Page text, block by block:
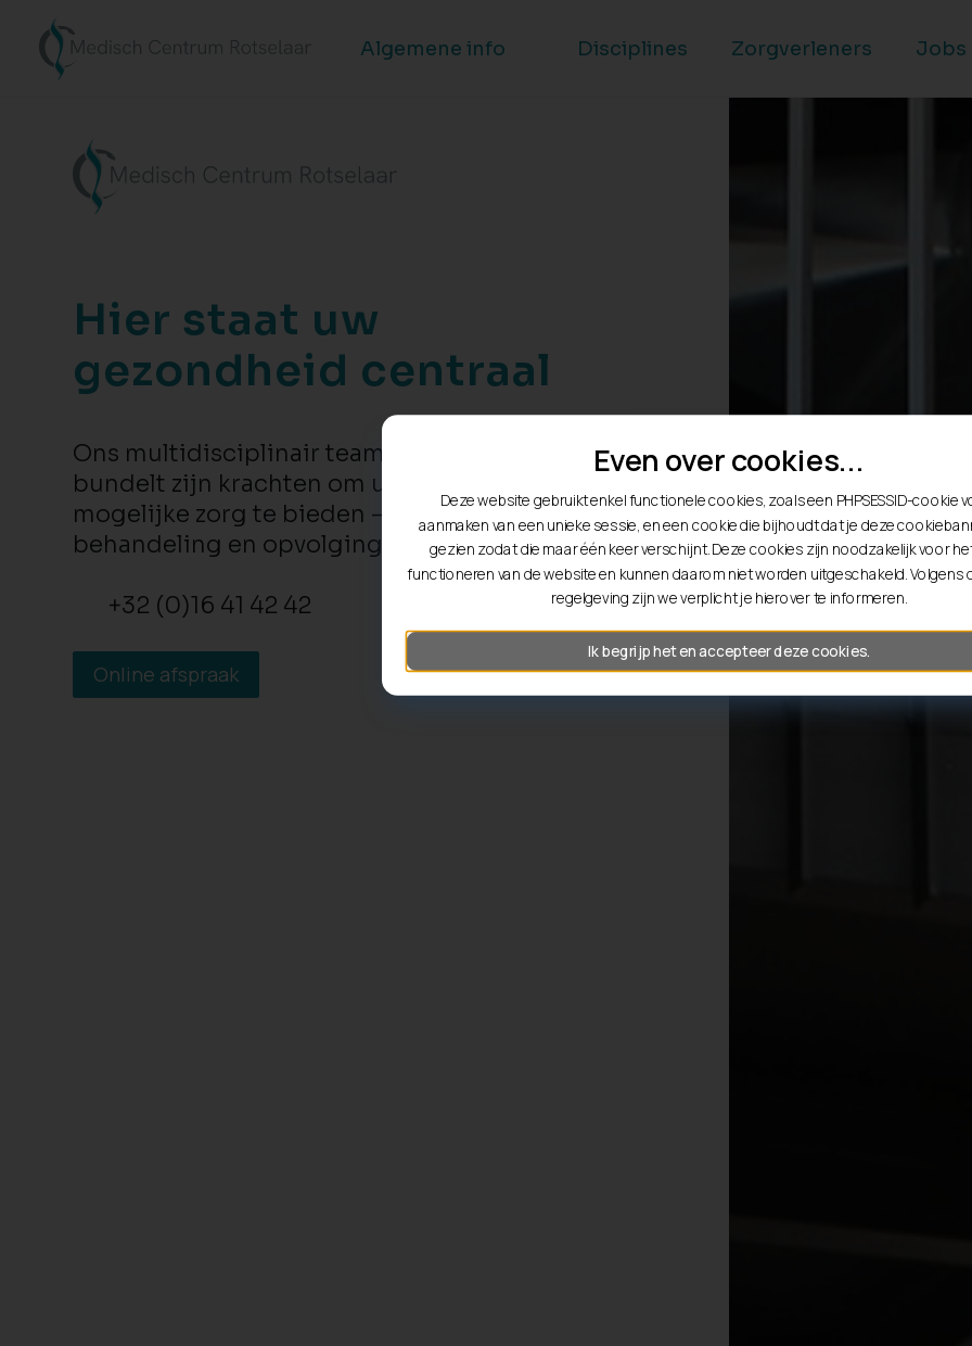
Algemene info Disciplines Zorgverleners Jobs
Hier staat uw
gezondheid centraal
Ons multidisciplinair team van zorgverleners
bundelt zijn krachten om u en uw gezin de best
mogelijke zorg te bieden – van preventie tot
behandeling en opvolging.
+32 (0)16 41 42 42
Online afspraak
Even over cookies...
Deze website gebruikt enkel functionele cookies, zoals een PHPSESSID-cookie
aanmaken van een unieke sessie, en een cookie die bijhoudt dat je deze
gezien zodat die maar één keer verschijnt. Deze cookies zijn noodzakelijk voor
functioneren van de website en kunnen daarom niet worden uitgeschakeld. Volgens
regelgeving zijn we verplicht je hierover te informeren.
Ik begrijp het en accepteer deze cookies.